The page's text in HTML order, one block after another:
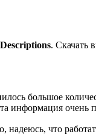
. Скачать
большое
информация очень
надеюсь, что